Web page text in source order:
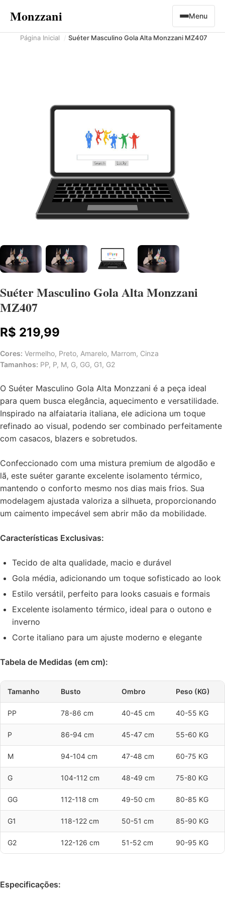
Monzzani Menu
Página Inicial Suéter Masculino Gola Alta Monzzani MZ407
Suéter Masculino Gola Alta Monzzani
MZ407
R$ 219,99
Cores: Vermelho, Preto, Amarelo, Marrom, Cinza
Tamanhos: PP, P, M, G, GG, G1, G2
O Suéter Masculino Gola Alta Monzzani é a peça ideal
para quem busca elegância, aquecimento e versatilidade.
Inspirado na alfaiataria italiana, ele adiciona um toque
refinado ao visual, podendo ser combinado perfeitamente
com casacos, blazers e sobretudos.
Confeccionado com uma mistura premium de algodão e
lã, este suéter garante excelente isolamento térmico,
mantendo o conforto mesmo nos dias mais frios. Sua
modelagem ajustada valoriza a silhueta, proporcionando
um caimento impecável sem abrir mão da mobilidade.
Características Exclusivas:
Tecido de alta qualidade, macio e durável
Gola média, adicionando um toque sofisticado ao look
Estilo versátil, perfeito para looks casuais e formais
Excelente isolamento térmico, ideal para o outono e
inverno
Corte italiano para um ajuste moderno e elegante
Tabela de Medidas (em cm):
Tamanho Busto Ombro Peso (KG)
PP 78-86 cm 40-45 cm 40-55 KG
P 86-94 cm 45-47 cm 55-60 KG
M 94-104 cm 47-48 cm 60-75 KG
G 104-112 cm 48-49 cm 75-80 KG
GG 112-118 cm 49-50 cm 80-85 KG
G1 118-122 cm 50-51 cm 85-90 KG
G2 122-126 cm 51-52 cm 90-95 KG
Especificações: